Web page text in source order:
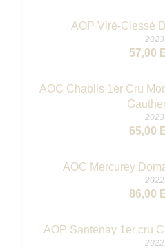
AOP Viré-Clessé
2023
57,00
AOC Chablis 1er Cru
2023
65,00
AOC Mercurey
2022
86,00
AOP Santenay 1er cru
2022